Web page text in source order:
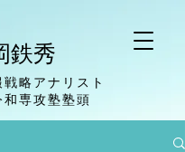
鉄秀
戦略アナリスト
和専攻塾塾頭